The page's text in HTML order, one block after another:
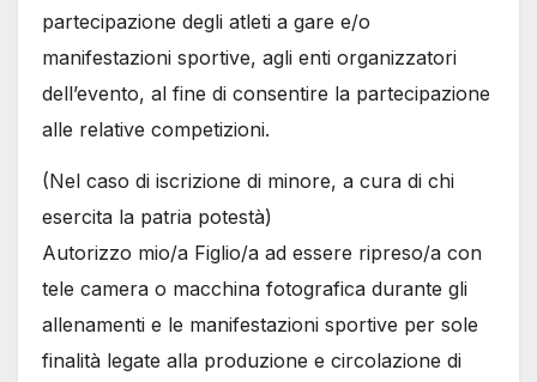
partecipazione degli atleti a gare e/o
manifestazioni sportive, agli enti organizzatori
dell’evento, al fine di consentire la partecipazione
alle relative competizioni.
(Nel caso di iscrizione di minore, a cura di chi
esercita la patria potestà)
Autorizzo mio/a Figlio/a ad essere ripreso/a con
tele camera o macchina fotografica durante gli
allenamenti e le manifestazioni sportive per sole
finalità legate alla produzione e circolazione di